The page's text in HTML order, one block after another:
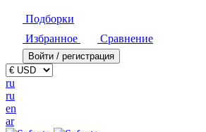
Подборки
Избранное
Сравнение
Войти / регистрация
ru
ru
en
ar